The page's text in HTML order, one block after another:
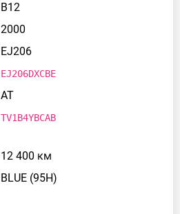
B12
2000
EJ206
EJ206DXCBE
AT
TV1B4YBCAB
12 400 км
BLUE (95H)